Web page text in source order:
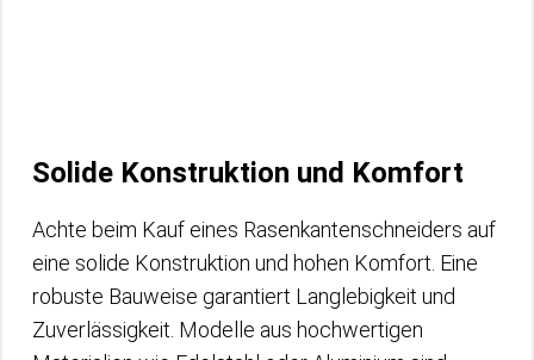
Solide Konstruktion und Komfort
Achte beim Kauf eines Rasenkantenschneiders auf
eine solide Konstruktion und hohen Komfort. Eine
robuste Bauweise garantiert Langlebigkeit und
Zuverlässigkeit. Modelle aus hochwertigen